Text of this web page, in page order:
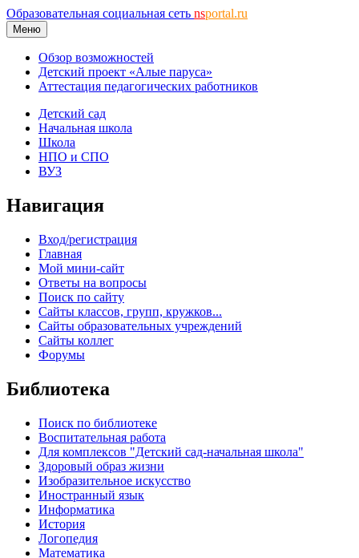
Образовательная социальная сеть nsportal.ru
Меню
Обзор возможностей
Детский проект «Алые паруса»
Аттестация педагогических работников
Детский сад
Начальная школа
Школа
НПО и СПО
ВУЗ
Навигация
Вход/регистрация
Главная
Мой мини-сайт
Ответы на вопросы
Поиск по сайту
Сайты классов, групп, кружков...
Сайты образовательных учреждений
Сайты коллег
Форумы
Библиотека
Поиск по библиотеке
Воспитательная работа
Для комплексов "Детский сад-начальная школа"
Здоровый образ жизни
Изобразительное искусство
Иностранный язык
Информатика
История
Логопедия
Математика